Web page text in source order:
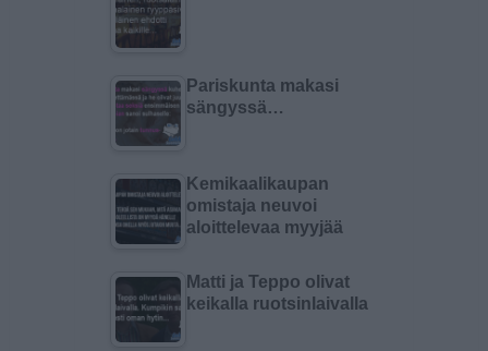
Pariskunta makasi
sängyssä…
Kemikaalikaupan
omistaja neuvoi
aloittelevaa myyjää
Matti ja Teppo olivat
keikalla ruotsinlaivalla